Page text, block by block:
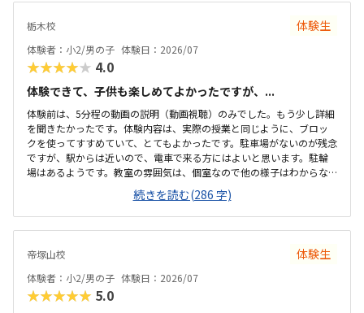
栃木校 体験生
体験者：小2/男の子 体験日：2026/07
★★★★★ 4.0
体験できて、子供も楽しめてよかったですが、...
体験前は、5分程の動画の説明（動画視聴）のみでした。もう少し詳細
を聞きたかったです。体験内容は、実際の授業と同じように、ブロッ
クを使ってすすめていて、とてもよかったです。駐車場がないのが残念
ですが、駅からは近いので、電車で来る方にはよいと思います。駐輪
場はあるようです。教室の雰囲気は、個室なので他の様子はわからな
いです。いくつか部屋があるようでしたが、特に説明を受けていない
です。料金の説明はなく、資料を見たのですが、個別指導なので高く
ても仕方ないのかなと思いました。個別指導なので、子供に合わせて
対応してもらえます。80分は長いかと思いましたが、ちょうどよかっ
続きを読む(286 字)
帝塚山校 体験生
体験者：小2/男の子 体験日：2026/07
★★★★★ 5.0